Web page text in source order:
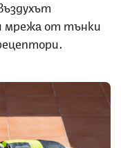
мрежа от тънки